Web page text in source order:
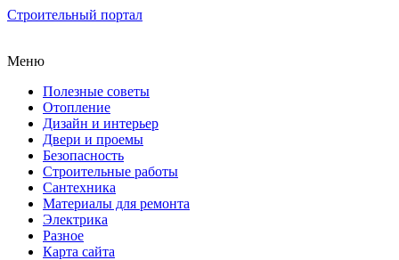
Строительный портал
Меню
Полезные советы
Отопление
Дизайн и интерьер
Двери и проемы
Безопасность
Строительные работы
Сантехника
Материалы для ремонта
Электрика
Разное
Карта сайта